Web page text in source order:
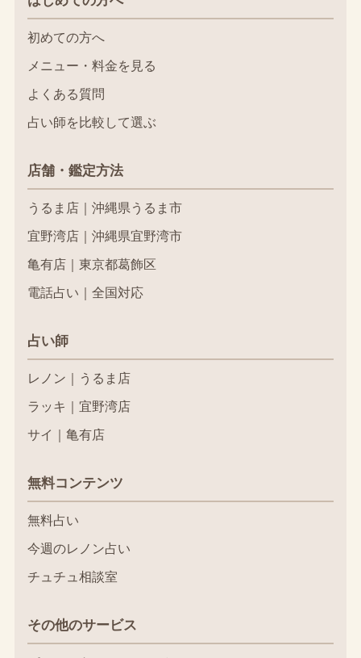
初めての方へ
メニュー・料金を見る
よくある質問
占い師を比較して選ぶ
店舗・鑑定方法
うるま店｜沖縄県うるま市
宜野湾店｜沖縄県宜野湾市
亀有店｜東京都葛飾区
電話占い｜全国対応
占い師
レノン｜うるま店
ラッキ｜宜野湾店
サイ｜亀有店
無料コンテンツ
無料占い
今週のレノン占い
チュチュ相談室
その他のサービス